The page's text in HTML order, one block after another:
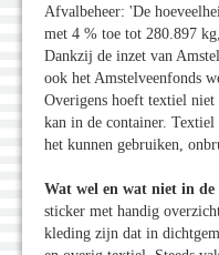
Afvalbeheer: 'De
met 4 % toe tot 280.897
Dankzij de inzet van
ook het Amstelveenfonds
Overigens hoeft textiel
kan in de container. Textiel
het kunnen gebruiken,
Wat wel en wat niet in de
sticker met handig
kleding zijn dat in